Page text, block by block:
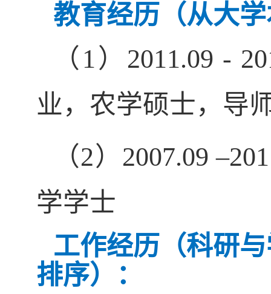
教育经历（从大
（ 1） 2011.09 -
业，农学硕士，导
（2） 2007.09
学学士
工作经历（科研
排序）：